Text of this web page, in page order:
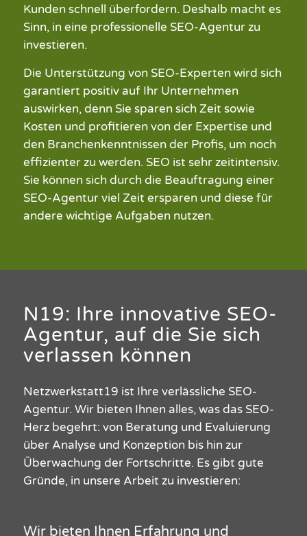
Kunden schnell überfordern. Deshalb macht es
Sinn, in eine professionelle SEO-Agentur zu
investieren.
Die Unterstützung von SEO-Experten wird sich
garantiert positiv auf Ihr Unternehmen
auswirken, denn Sie sparen sich Zeit sowie
Kosten und profitieren von der Expertise und
den Branchenkenntnissen der Profis, um noch
effizienter zu werden. SEO ist sehr zeitintensiv.
Sie können sich durch die Beauftragung einer
SEO-Agentur viel Zeit ersparen und diese für
andere wichtige Aufgaben nutzen.
N19: Ihre innovative SEO-
Agentur, auf die Sie sich
verlassen können
Netzwerkstatt19 ist Ihre verlässliche SEO-
Agentur. Wir bieten Ihnen alles,was das SEO-
Herz begehrt:von Beratung und Evaluierung
über Analyse und Konzeption bis hin zur
Überwachung der Fortschritte. Es gibt gute
Gründe, in unsere Arbeit zu investieren:
Wir bieten Ihnen Erfahrung und